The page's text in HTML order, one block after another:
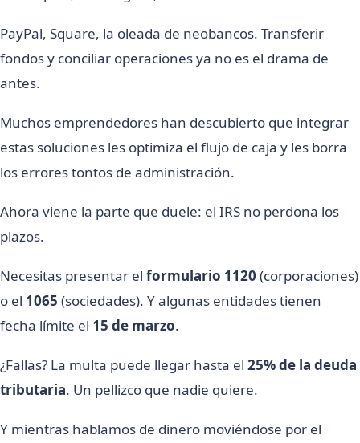
PayPal, Square, la oleada de neobancos. Transferir
fondos y conciliar operaciones ya no es el drama de
antes.
Muchos emprendedores han descubierto que integrar
estas soluciones les optimiza el flujo de caja y les borra
los errores tontos de administración.
Ahora viene la parte que duele: el IRS no perdona los
plazos.
Necesitas presentar el formulario 1120 (corporaciones)
o el 1065 (sociedades). Y algunas entidades tienen
fecha límite el 15 de marzo.
¿Fallas? La multa puede llegar hasta el 25% de la deuda
tributaria. Un pellizco que nadie quiere.
Y mientras hablamos de dinero moviéndose por el